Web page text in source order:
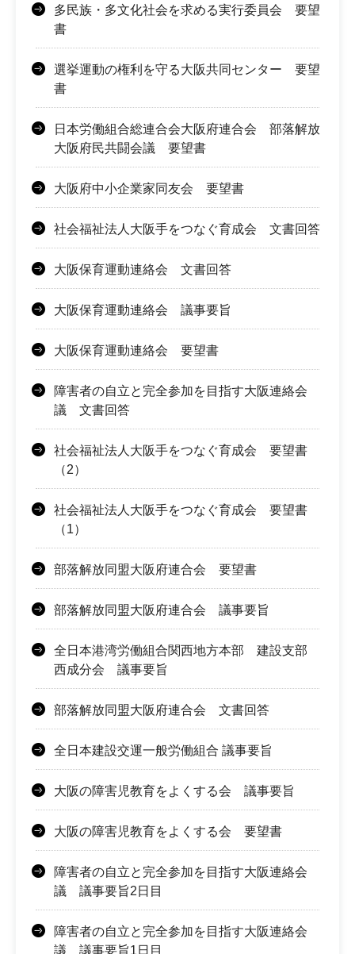
多民族・多文化社会を求める実行委員会 要望
書
選挙運動の権利を守る大阪共同センター 要望
書
日本労働組合総連合会大阪府連合会 部落解放
大阪府民共闘会議 要望書
大阪府中小企業家同友会 要望書
社会福祉法人大阪手をつなぐ育成会 文書回答
大阪保育運動連絡会 文書回答
大阪保育運動連絡会 議事要旨
大阪保育運動連絡会 要望書
障害者の自立と完全参加を目指す大阪連絡会
議 文書回答
社会福祉法人大阪手をつなぐ育成会 要望書
（2）
社会福祉法人大阪手をつなぐ育成会 要望書
（1）
部落解放同盟大阪府連合会 要望書
部落解放同盟大阪府連合会 議事要旨
全日本港湾労働組合関西地方本部 建設支部
西成分会 議事要旨
部落解放同盟大阪府連合会 文書回答
全日本建設交運一般労働組合 議事要旨
大阪の障害児教育をよくする会 議事要旨
大阪の障害児教育をよくする会 要望書
障害者の自立と完全参加を目指す大阪連絡会
議 議事要旨2日目
障害者の自立と完全参加を目指す大阪連絡会
議 議事要旨1日目